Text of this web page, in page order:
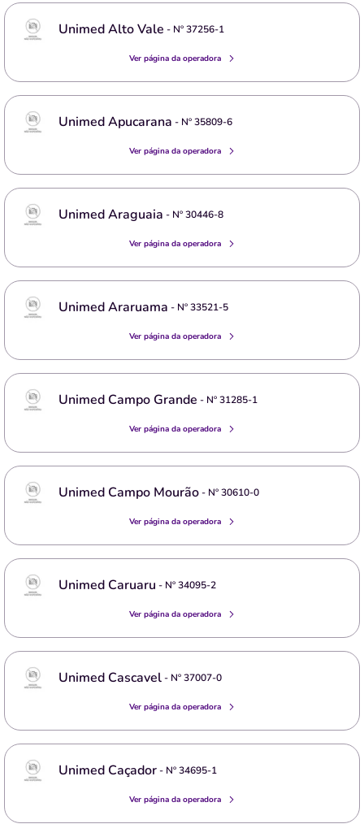
Unimed Alto Vale - Nº37256-1
Ver página da operadora
Unimed Apucarana - Nº35809-6
Ver página da operadora
Unimed Araguaia - Nº30446-8
Ver página da operadora
Unimed Araruama - Nº33521-5
Ver página da operadora
Unimed Campo Grande - Nº31285-1
Ver página da operadora
Unimed Campo Mourão- Nº30610-0
Ver página da operadora
Unimed Caruaru - Nº34095-2
Ver página da operadora
Unimed Cascavel- Nº37007-0
Ver página da operadora
Unimed Caçador- Nº34695-1
Ver página da operadora